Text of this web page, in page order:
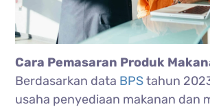
Cara Pemasaran Produk
Berdasarkan data BPStahun
usaha penyediaan makanan dan